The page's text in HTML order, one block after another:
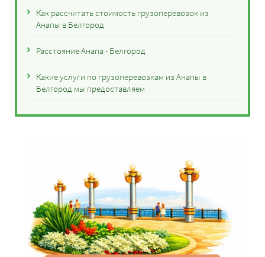
Как рассчитать стоимость грузоперевозок из
Анапы в Белгород
Расстояние Анапа - Белгород
Какие услуги по грузоперевозкам из Анапы в
Белгород мы предоставляем